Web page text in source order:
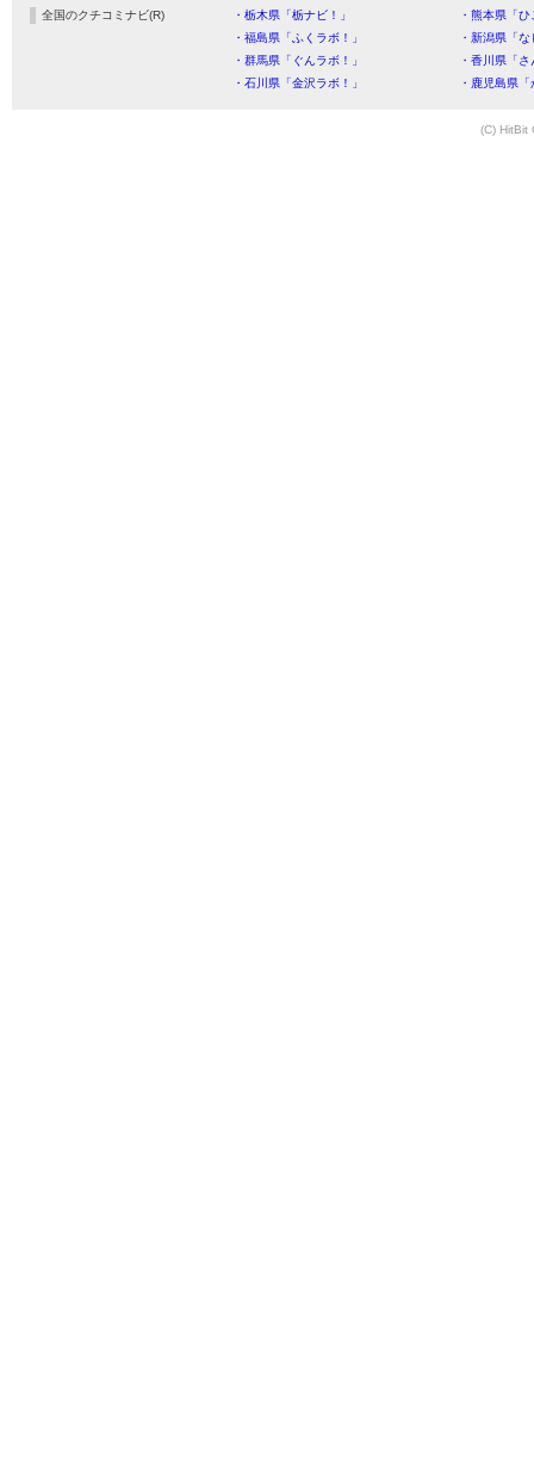
全国のクチコミナビ(R) ・栃木県「栃ナビ！」
・熊本県「
・福島県「ふくラボ！」
・新潟県「
・群馬県「ぐんラボ！」
・香川県「
・石川県「金沢ラボ！」
・鹿児島県
(C) HitBit